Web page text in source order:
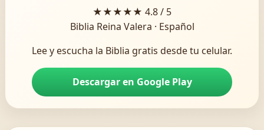
★★★★★ 4.8 / 5
Biblia Reina Valera · Español
Lee y escucha la Biblia gratis desde tu celular.
Descargar en Google Play